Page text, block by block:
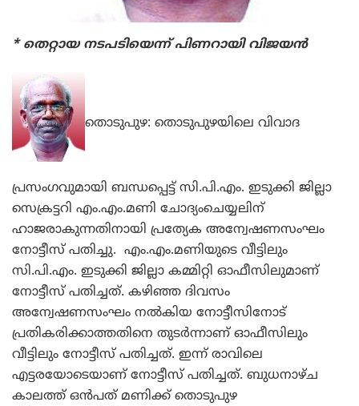
* തെറ്റായ നടപടിയെന്ന് പിണറായി വിജയന്‍
തൊടുപുഴ: തൊടുപുഴയിലെ വിവാദ
പ്രസംഗവുമായി ബന്ധപ്പെട്ട് സി.പി.എം. ഇടുക്കി ജില്ലാ
സെക്രട്ടറി എം.എം.മണി ചോദ്യംചെയ്യലിന്
ഹാജരാകുന്നതിനായി പ്രത്യേക അന്വേഷണസംഘം
നോട്ടീസ് പതിച്ചു. എം.എം.മണിയുടെ വീട്ടിലും
സി.പി.എം. ഇടുക്കി ജില്ലാ കമ്മിറ്റി ഓഫീസിലുമാണ്
നോട്ടീസ് പതിച്ചത്. കഴിഞ്ഞ ദിവസം
അന്വേഷണസംഘം നല്‍കിയ നോട്ടീസിനോട്
പ്രതികരിക്കാത്തതിനെ തുടര്‍ന്നാണ് ഓഫീസിലും
വീട്ടിലും നോട്ടീസ് പതിച്ചത്. ഇന്ന് രാവിലെ
എട്ടരയോടെയാണ് നോട്ടീസ് പതിച്ചത്. ബുധനാഴ്ച
കാലത്ത് ഒന്‍പത് മണിക്ക് തൊടുപുഴ